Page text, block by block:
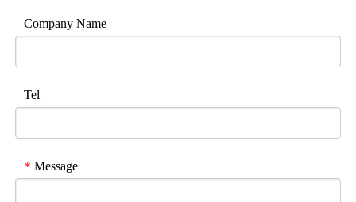
Company Name
Tel
* Message